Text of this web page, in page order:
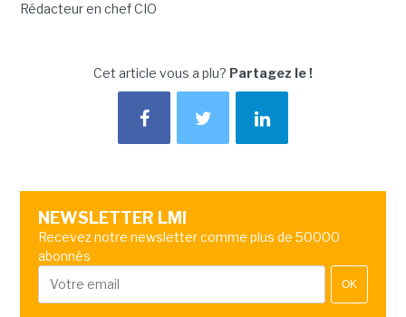
Rédacteur en chef CIO
Cet article vous a plu? Partagez le !
NEWSLETTER LMI
Recevez notre newsletter comme plus de 50000
abonnés
OK